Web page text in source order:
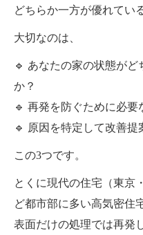
どちらか一方が優れてい
大切なのは、
🔹 あなたの家の状態が
か？
🔹 再発を防ぐために必要
🔹 原因を特定して改善提
この3つです。
とくに現代の住宅（東京
ど都市部に多い高気密住
表面だけの処理では再発